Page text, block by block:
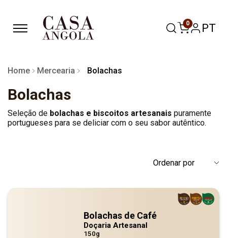
0 PT
Home Mercearia Bolachas
Bolachas
Seleção de bolachas e biscoitos artesanais puramente
portugueses para se deliciar com o seu sabor autêntico.
Bolachas de Café
Doçaria Artesanal
150g